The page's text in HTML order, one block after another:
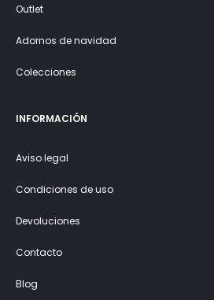
Outlet
Adornos de navidad
Colecciones
INFORMACIÓN
Aviso legal
Condiciones de uso
Devoluciones
Contacto
Blog